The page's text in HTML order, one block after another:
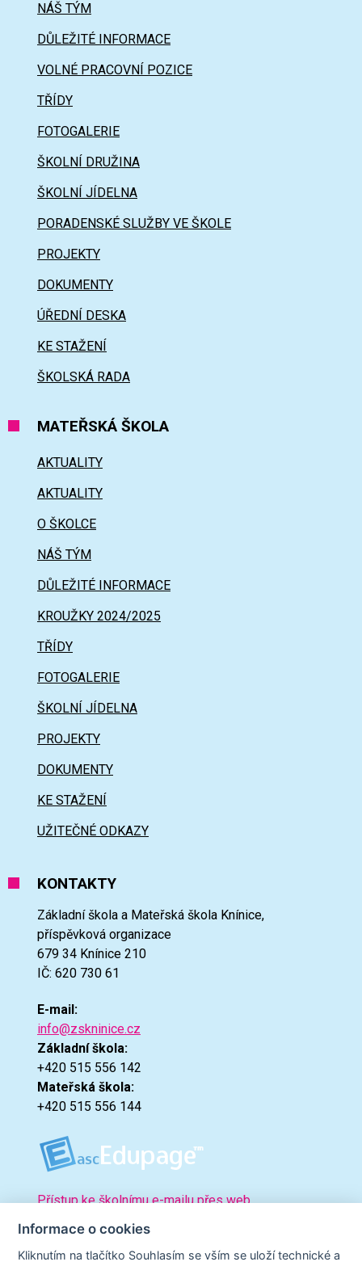
Informace o cookies
Kliknutím na tlačítko Souhlasím se vším se uloží technické a
NÁŠ TÝM
DŮLEŽITÉ INFORMACE
VOLNÉ PRACOVNÍ POZICE
TŘÍDY
FOTOGALERIE
ŠKOLNÍ DRUŽINA
ŠKOLNÍ JÍDELNA
PORADENSKÉ SLUŽBY VE ŠKOLE
PROJEKTY
DOKUMENTY
ÚŘEDNÍ DESKA
KE STAŽENÍ
ŠKOLSKÁ RADA
MATEŘSKÁ ŠKOLA
AKTUALITY
AKTUALITY
O ŠKOLCE
NÁŠ TÝM
DŮLEŽITÉ INFORMACE
KROUŽKY 2024/2025
TŘÍDY
FOTOGALERIE
ŠKOLNÍ JÍDELNA
PROJEKTY
DOKUMENTY
KE STAŽENÍ
UŽITEČNÉ ODKAZY
KONTAKTY
Základní škola a Mateřská škola Knínice,
příspěvková organizace
679 34 Knínice 210
IČ: 620 730 61
E-mail:
info@zskninice.cz
Základní škola:
+420 515 556 142
Mateřská škola:
+420 515 556 144
Přístup ke školnímu e-mailu přes web.